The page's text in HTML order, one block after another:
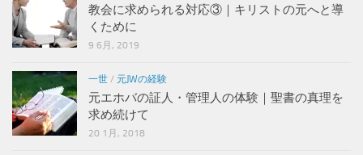
教会に求められる対応③｜キリストの元へと導
くために
9 6月, 2019
一世 / 元JWの経験
元エホバの証人・管理人の体験｜聖書の真理を
求め続けて
20 1月, 2018